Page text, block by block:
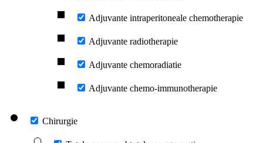
Adjuvante intraperitoneale chemotherapie
Adjuvante radiotherapie
Adjuvante chemoradiatie
Adjuvante chemo-immunotherapie
Chirurgie